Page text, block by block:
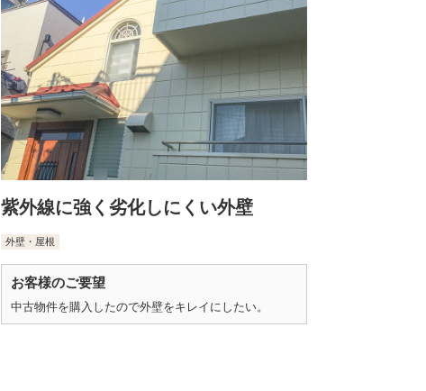
紫外線に強く劣化しにくい外壁
外壁・屋根
お客様のご要望
中古物件を購入したので外壁をキレイにしたい。